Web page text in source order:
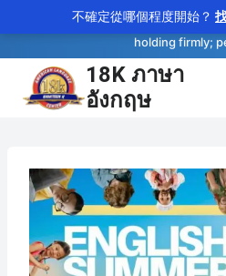
不確定從哪個程度開始？
WORD OF THE DAY
holding firmly;
18K ภาษา
อังกฤษ